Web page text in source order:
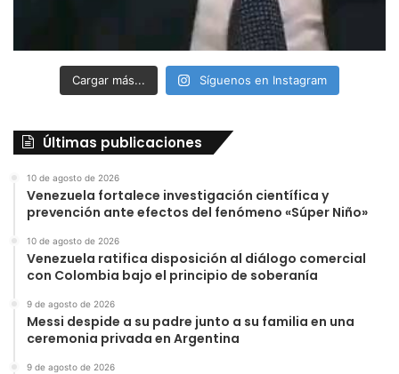
Cargar más... Síguenos en Instagram
Últimas publicaciones
10 de agosto de 2026
Venezuela fortalece investigación científica y
prevención ante efectos del fenómeno «Súper Niño»
10 de agosto de 2026
Venezuela ratifica disposición al diálogo comercial
con Colombia bajo el principio de soberanía
9 de agosto de 2026
Messi despide a su padre junto a su familia en una
ceremonia privada en Argentina
9 de agosto de 2026